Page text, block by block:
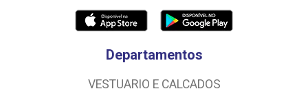
Departamentos
VESTUARIO E CALCADOS